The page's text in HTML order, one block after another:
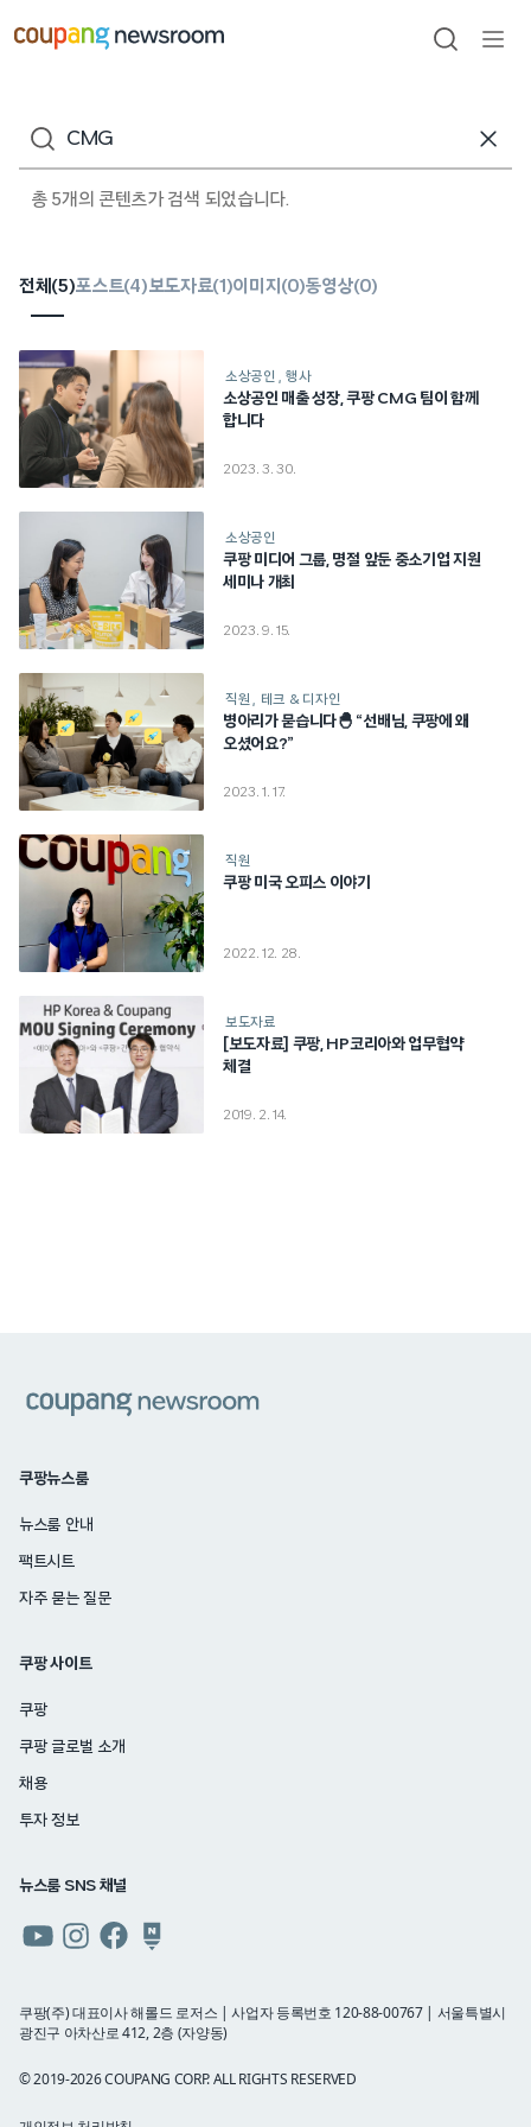
건너뛰기
검색
검색어
총 5개의 콘텐츠가 검색 되었습니다.
전체(5)포스트(4)보도자료(1)이미지(0)동영상(0)
소상공인 행사
소상공인 매출 성장, 쿠팡 CMG 팀이 함께
합니다
2023. 3. 30.
소상공인
쿠팡 미디어 그룹, 명절 앞둔 중소기업 지원
세미나 개최
2023. 9. 15.
직원 테크 & 디자인
병아리가 묻습니다🐣 “선배님, 쿠팡에 왜
오셨어요?”
2023. 1. 17.
직원
쿠팡 미국 오피스 이야기
2022. 12. 28.
보도자료
[보도자료] 쿠팡, HP코리아와 업무협약
체결
2019. 2. 14.
쿠팡뉴스룸
뉴스룸 안내
팩트시트
자주 묻는 질문
쿠팡 사이트
쿠팡
쿠팡 글로벌 소개
채용
투자 정보
뉴스룸 SNS 채널
유튜브인스타그램
페이스북네이버
블로그
쿠팡(주) 대표이사 해롤드 로저스 | 사업자 등록번호 120-88-00767 | 서울특별시
광진구 아차산로 412, 2층 (자양동)
© 2019-2026 COUPANG CORP. ALL RIGHTS RESERVED